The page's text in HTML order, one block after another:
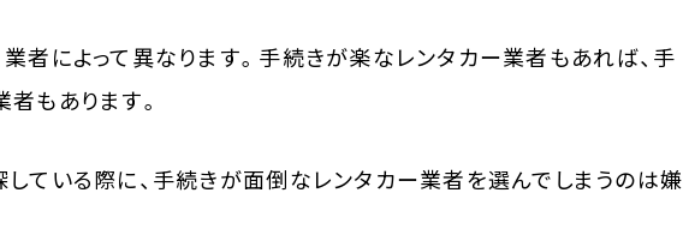
者によって異なります。手続きが楽なレンタカー業者もあれば、手
もあります。
ている際に、手続きが面倒なレンタカー業者を選んでしまうのは嫌